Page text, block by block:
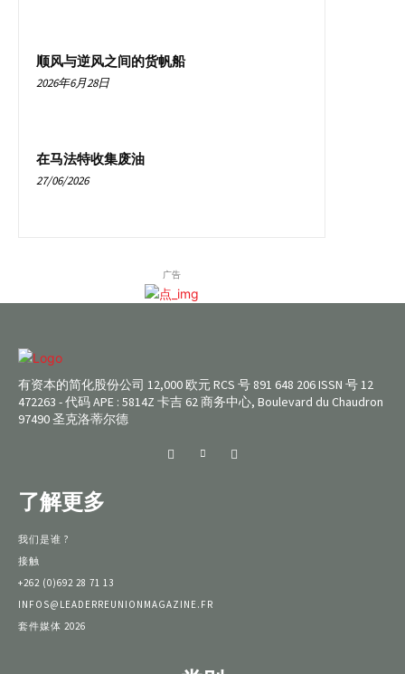
顺风与逆风之间的货帆船
2026年6月28日
在马法特收集废油
27/06/2026
广告
有资本的简化股份公司 12,000 欧元 RCS 号 891 648 206 ISSN 号 12
472263 - 代码 APE : 5814Z 卡吉 62 商务中心, Boulevard du Chaudron
97490 圣克洛蒂尔德
了解更多
我们是谁 ?
接触
+262 (0)692 28 71 13
INFOS@LEADERREUNIONMAGAZINE.FR
套件媒体 2026